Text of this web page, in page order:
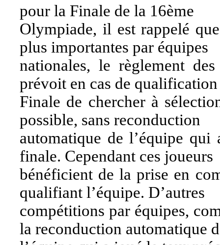
pour la Finale de la 16ème
Olympiade, il est rappelé
plus importantes par équipes
nationales, le règlement
prévoit en cas de qualification
Finale de chercher à
possible, sans reconduction
automatique de l’équipe
finale. Cependant ces joueurs
bénéficient de la prise en
qualifiant l’équipe. D’autres
compétitions par équipes,
la reconduction automatique